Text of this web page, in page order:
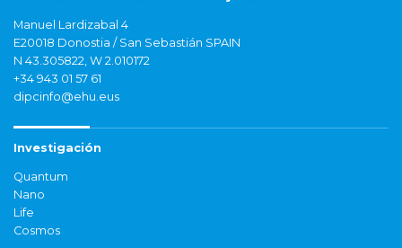
Manuel Lardizabal 4
E20018 Donostia / San Sebastián SPAIN
N 43.305822, W 2.010172
+34 943 01 57 61
dipcinfo@ehu.eus
Investigación
Quantum
Nano
Life
Cosmos